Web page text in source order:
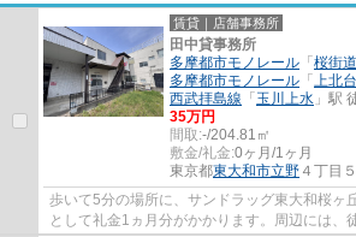
賃貸｜店舗事務所
田中貸事務所
多摩都市モノレール 「 桜街道
多摩都市モノレール 「 上北台
西武拝島線 「 玉川上水 」駅
35万円
間取:-/204.81㎡
敷金/礼金:0ヶ月/1ヶ月
東京都東大和市立野 ４丁目
歩いて5分の場所に、サンドラッグ東大和桜ヶ
として礼金1ヵ月分がかかります。周辺には、